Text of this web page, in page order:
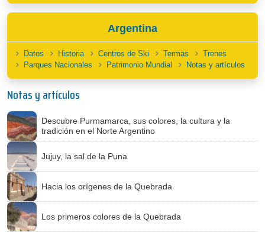
Argentina
Datos Historia Centros de Ski Termas
Trenes
Parques Nacionales
Patrimonio Mundial Notas y artículos
Notas y artículos
Descubre Purmamarca, sus colores, la cultura y la
tradición en el Norte Argentino
Jujuy, la sal de la Puna
Hacia los orígenes de la Quebrada
Los primeros colores de la Quebrada